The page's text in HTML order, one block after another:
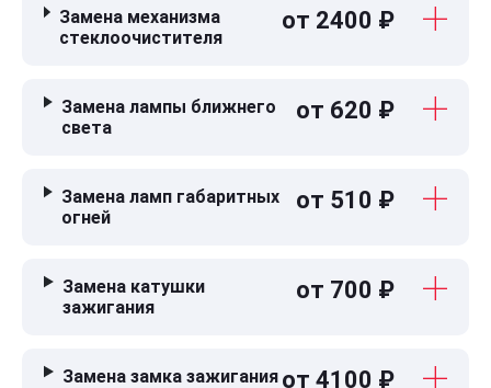
Замена механизма
стеклоочистителя
от 2400 ₽
Замена лампы ближнего
света
от 620 ₽
Замена ламп габаритных
огней
от 510 ₽
Замена катушки
зажигания
от 700 ₽
Замена замка зажигания от 4100 ₽